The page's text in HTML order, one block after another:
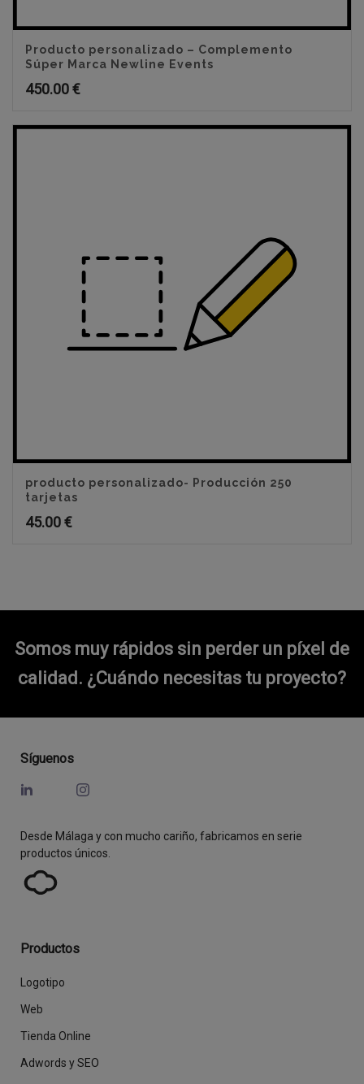
Producto personalizado – Complemento
Súper Marca Newline Events
450.00€
producto personalizado- Producción 250
tarjetas
45.00€
Somos muy rápidos sin perder un píxel de
calidad. ¿Cuándo necesitas tu proyecto?
Síguenos
Desde Málaga y con mucho cariño, fabricamos en serie
productos únicos.
Productos
Logotipo
Web
Tienda Online
Adwords y SEO